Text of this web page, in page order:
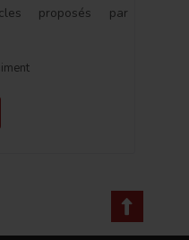
proposés par